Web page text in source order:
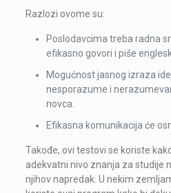
Razlozi ovome su:
Poslodavcima treba radna
efikasno govori i piše
Mogućnost jasnog izraza
nesporazume i
novca.
Efikasna komunikacija će
Takođe, ovi testovi se koriste
adekvatni nivo znanja za studije
njihov napredak. U nekim